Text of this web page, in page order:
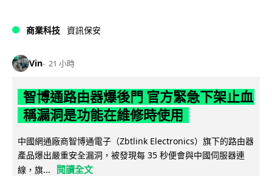
商業科技 資訊保安
Vin 21 小時
智博通路由器爆後門 官方緊急下架止血
稱漏洞是功能在維修時使用
中國網通廠商智博通電子（Zbtlink Electronics）旗下的路由器
產品爆出嚴重安全漏洞，被發現每 35 秒便會與中國伺服器連
線，旗...
閱讀全文